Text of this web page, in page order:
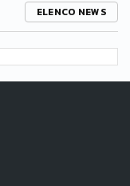
ELENCO NEWS